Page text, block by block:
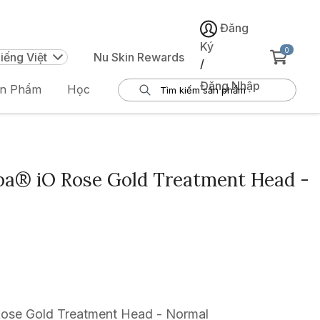
Việt Nu Skin Rewards
Đăng
Ký
/
Đăng Nhập
0
Phẩm Học
iO Rose Gold Treatment Head -
Gold Treatment Head - Normal